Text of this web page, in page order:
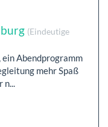
(Eindeutige
ein Abendprogramm
mehr Spaß
n...